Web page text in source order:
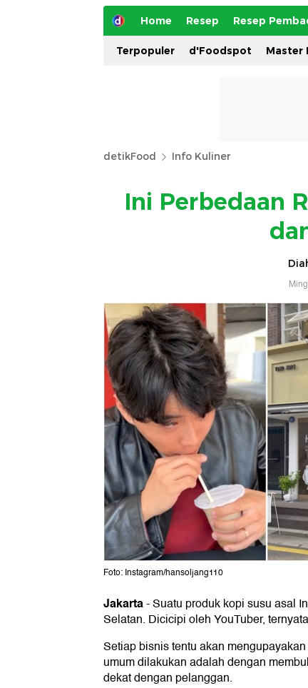
Home Resep Resep
Terpopuler d'Foodspot Master
detikFood Info Kuliner
Ini Perbedaan
Foto: Instagram/hansoljang110
Jakarta-Suatu produk kopi susu asal
Selatan. Dicicipi oleh YouTuber,
Setiap bisnis tentu akan
umum dilakukan adalah dengan
dekat dengan pelanggan.